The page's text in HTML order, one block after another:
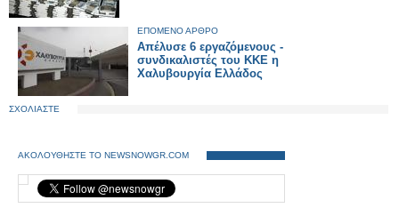
ΕΠΟΜΕΝΟ ΑΡΘΡΟ
Απέλυσε 6 εργαζόμενους -
συνδικαλιστές του ΚΚΕ η
Χαλυβουργία Ελλάδος
ΣΧΟΛΙΑΣΤΕ
ΑΚΟΛΟΥΘΗΣΤΕ ΤΟ NEWSNOWGR.COM